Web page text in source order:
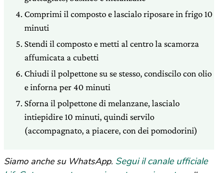
Comprimi il composto e lascialo riposare in frigo 10
minuti
Stendi il composto e metti al centro la scamorza
affumicata a cubetti
Chiudi il polpettone su se stesso, condiscilo con olio
e inforna per 40 minuti
Sforna il polpettone di melanzane, lascialo
intiepidire 10 minuti, quindi servilo
(accompagnato, a piacere, con dei pomodorini)
Siamo anche su WhatsApp. Segui il canale ufficiale